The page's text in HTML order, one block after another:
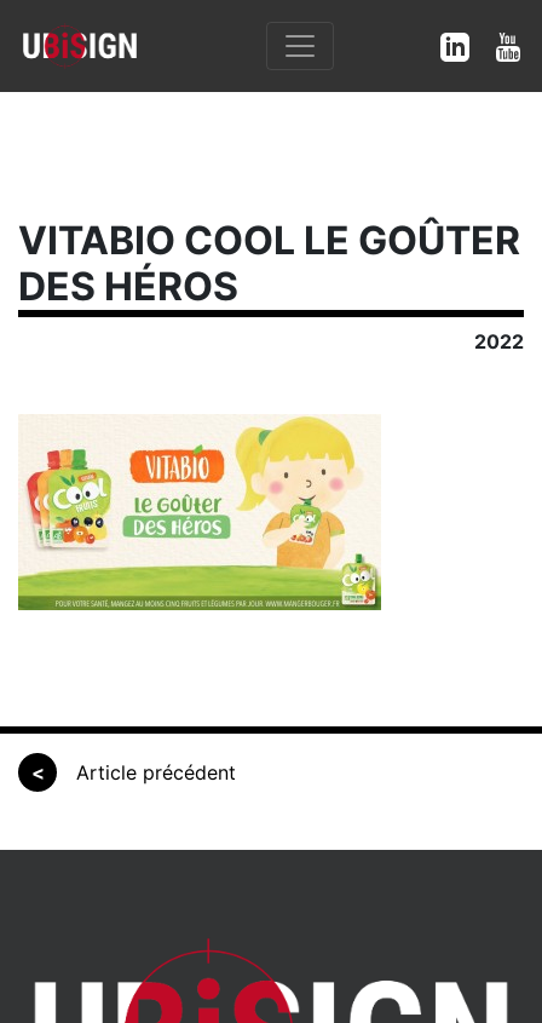
VITABIO COOL LE GOÛTER
DES HÉROS
2022
< Article précédent